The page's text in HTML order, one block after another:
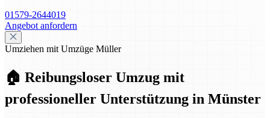
01579-2644019
Angebot anfordern
Umziehen mit Umzüge Müller
🏠 Reibungsloser Umzug mit
professioneller Unterstützung in Münster